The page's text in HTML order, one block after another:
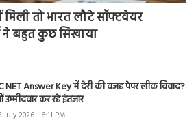
तो भारत लौटे सॉफ्टवेयर
ने बहुत कुछ सिखाया
NET Answer Key में देरी की वजह पेपर लीक विवाद?
उम्मीदवार कर रहे इंतजार
July 2026 - 6:11 PM